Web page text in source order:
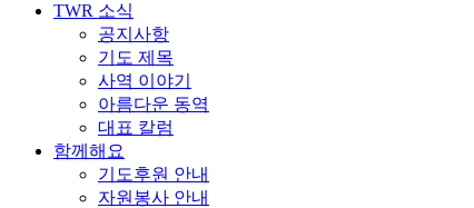
TWR 소식
공지사항
기도 제목
사역 이야기
아름다운 동역
대표 칼럼
함께해요
기도후원 안내
자원봉사 안내